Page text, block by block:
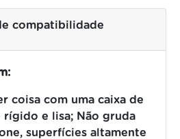
compatibilidade
coisa com uma caixa de
rígido e lisa; Não gruda
superfícies altamente